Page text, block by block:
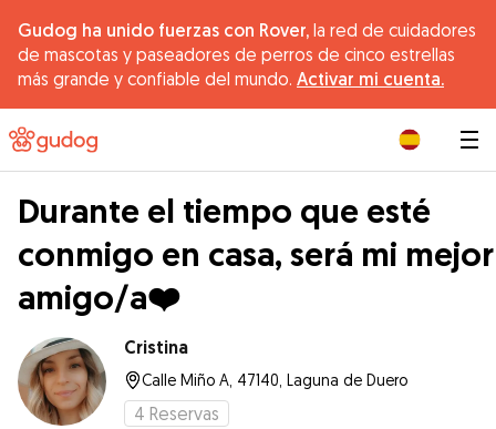
Gudog ha unido fuerzas con Rover, la red de cuidadores
de mascotas y paseadores de perros de cinco estrellas
más grande y confiable del mundo. Activar mi cuenta.
Durante el tiempo que esté
conmigo en casa, será mi mejor
amigo/a❤️
Cristina
Calle Miño A, 47140, Laguna de Duero
4 Reservas